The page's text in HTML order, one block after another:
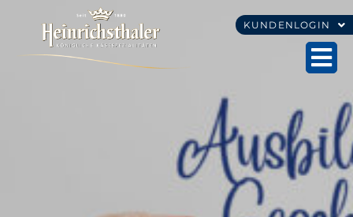
KUNDENLOGIN